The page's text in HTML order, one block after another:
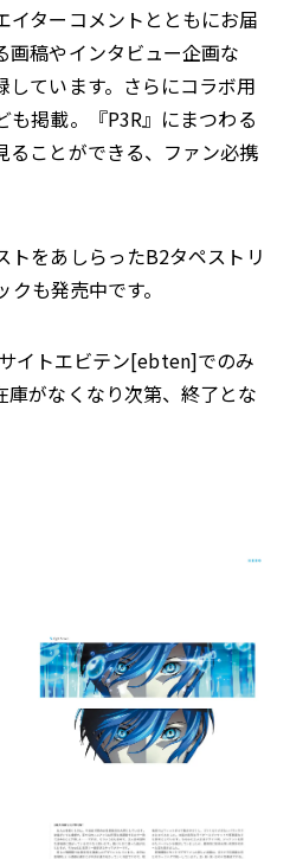
イターコメントとともにお届
画稿やインタビュー企画な
しています。さらにコラボ用
も掲載。『P3R』にまつわる
ることができる、ファン必携
トをあしらったB2タペストリ
も発売中です。
イトエビテン[ebten]でのみ
がなくなり次第、終了とな